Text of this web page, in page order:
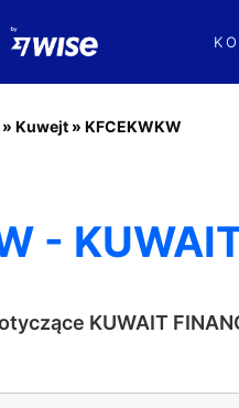
» Kuwejt » KFCEKWKW
-
KUWAIT